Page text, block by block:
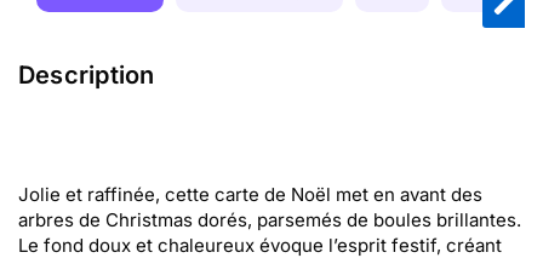
Description
Jolie et raffinée, cette carte de Noël met en avant des
arbres de Christmas dorés, parsemés de boules brillantes.
Le fond doux et chaleureux évoque l’esprit festif, créant